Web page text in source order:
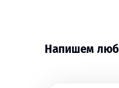
Напишем